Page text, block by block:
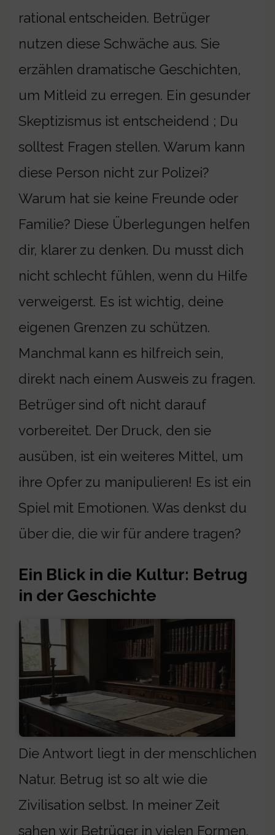
rational entscheiden. Betrüger
nutzen diese Schwäche aus. Sie
erzählen dramatische Geschichten,
um Mitleid zu erregen. Ein gesunder
Skeptizismus ist entscheidend ; Du
solltest Fragen stellen. Warum kann
diese Person nicht zur Polizei?
Warum hat sie keine Freunde oder
Familie? Diese Überlegungen helfen
dir, klarer zu denken. Du musst dich
nicht schlecht fühlen, wenn du Hilfe
verweigerst. Es ist wichtig, deine
eigenen Grenzen zu schützen.
Manchmal kann es hilfreich sein,
direkt nach einem Ausweis zu fragen.
Betrüger sind oft nicht darauf
vorbereitet. Der Druck, den sie
ausüben, ist ein weiteres Mittel, um
ihre Opfer zu manipulieren! Es ist ein
Spiel mit Emotionen. Was denkst du
über die, die wir für andere tragen?
Ein Blick in die Kultur: Betrug
in der Geschichte
Die Antwort liegt in der menschlichen
Natur. Betrug ist so alt wie die
Zivilisation selbst. In meiner Zeit
sahen wir Betrüger in vielen Formen.